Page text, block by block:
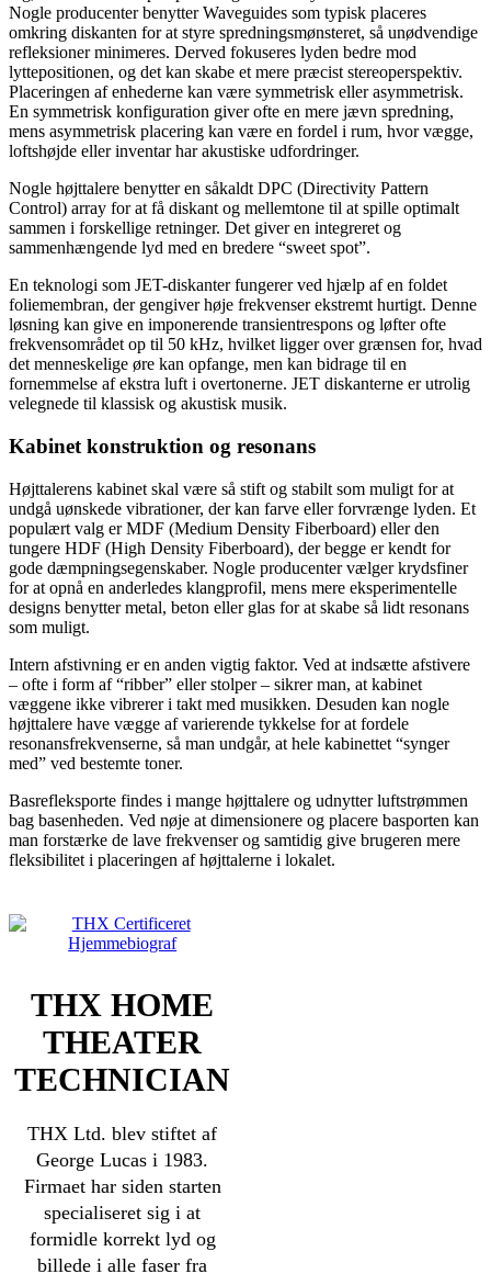
Nogle producenter benytter Waveguides som typisk placeres
omkring diskanten for at styre spredningsmønsteret, så unødvendige
refleksioner minimeres. Derved fokuseres lyden bedre mod
lyttepositionen, og det kan skabe et mere præcist stereoperspektiv.
Placeringen af enhederne kan være symmetrisk eller asymmetrisk.
En symmetrisk konfiguration giver ofte en mere jævn spredning,
mens asymmetrisk placering kan være en fordel i rum, hvor vægge,
loftshøjde eller inventar har akustiske udfordringer.
Nogle højttalere benytter en såkaldt DPC (Directivity Pattern
Control) array for at få diskant og mellemtone til at spille optimalt
sammen i forskellige retninger. Det giver en integreret og
sammenhængende lyd med en bredere “sweet spot”.
En teknologi som JET-diskanter fungerer ved hjælp af en foldet
foliemembran, der gengiver høje frekvenser ekstremt hurtigt. Denne
løsning kan give en imponerende transientrespons og løfter ofte
frekvensområdet op til 50 kHz, hvilket ligger over grænsen for, hvad
det menneskelige øre kan opfange, men kan bidrage til en
fornemmelse af ekstra luft i overtonerne. JET diskanterne er utrolig
velegnede til klassisk og akustisk musik.
Kabinet konstruktion og resonans
Højttalerens kabinet skal være så stift og stabilt som muligt for at
undgå uønskede vibrationer, der kan farve eller forvrænge lyden. Et
populært valg er MDF (Medium Density Fiberboard) eller den
tungere HDF (High Density Fiberboard), der begge er kendt for
gode dæmpningsegenskaber. Nogle producenter vælger krydsfiner
for at opnå en anderledes klangprofil, mens mere eksperimentelle
designs benytter metal, beton eller glas for at skabe så lidt resonans
som muligt.
Intern afstivning er en anden vigtig faktor. Ved at indsætte afstivere
– ofte i form af “ribber” eller stolper – sikrer man, at kabinet
væggene ikke vibrerer i takt med musikken. Desuden kan nogle
højttalere have vægge af varierende tykkelse for at fordele
resonansfrekvenserne, så man undgår, at hele kabinettet “synger
med” ved bestemte toner.
Basrefleksporte findes i mange højttalere og udnytter luftstrømmen
bag basenheden. Ved nøje at dimensionere og placere basporten kan
man forstærke de lave frekvenser og samtidig give brugeren mere
fleksibilitet i placeringen af højttalerne i lokalet.
THX HOME
THEATER
TECHNICIAN
THX Ltd. blev stiftet af
George Lucas i 1983.
Firmaet har siden starten
specialiseret sig i at
formidle korrekt lyd og
billede i alle faser fra